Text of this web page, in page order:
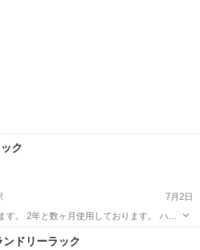
ク
7月2日
す。 2年と数ヶ月使用しております。 ハゲ
綺麗だと思いますが、全てチェックしてい
リの洗濯機ラック クルス
駅 収納家具
ンドリーラック